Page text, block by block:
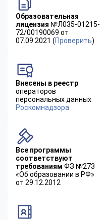
Образовательная
лицензия №Л035-01215-
72/00190069 от
07.09.2021 (Проверить)
Внесены в реестр
операторов
персональных данных
Роскомнадзора
Все программы
соответствуют
требованиям ФЗ №273
«Об образовании в РФ»
от 29.12.2012